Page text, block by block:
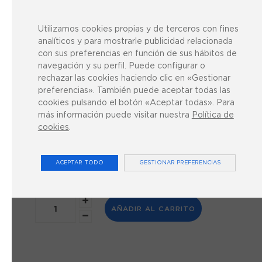
Camilla Bobath Montane
Taurus
3.756,61 €
Disponibilidad: En Stock
Solo quedan
AÑADIR AL CARRITO
Utilizamos cookies propias y de terceros con fines
analíticos y para mostrarle publicidad relacionada
con sus preferencias en función de sus hábitos de
navegación y su perfil. Puede configurar o
rechazar las cookies haciendo clic en «Gestionar
preferencias». También puede aceptar todas las
cookies pulsando el botón «Aceptar todas». Para
más información puede visitar nuestra Política de
cookies.
ACEPTAR TODO GESTIONAR PREFERENCIAS